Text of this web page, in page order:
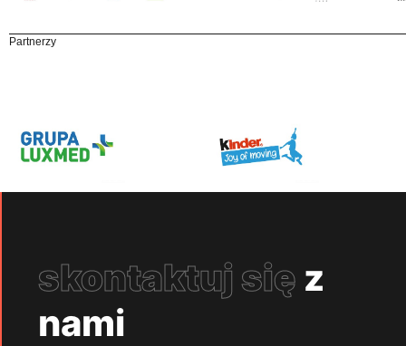
Partnerzy
skontaktuj się z
nami